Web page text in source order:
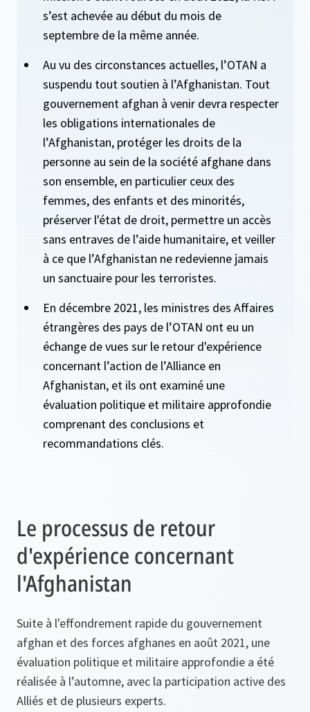
s’est achevée au début du mois de
septembre de la même année.
Au vu des circonstances actuelles, l’OTAN a
suspendu tout soutien à l’Afghanistan. Tout
gouvernement afghan à venir devra respecter
les obligations internationales de
l’Afghanistan, protéger les droits de la
personne au sein de la société afghane dans
son ensemble, en particulier ceux des
femmes, des enfants et des minorités,
préserver l'état de droit, permettre un accès
sans entraves de l’aide humanitaire, et veiller
à ce que l’Afghanistan ne redevienne jamais
un sanctuaire pour les terroristes.
En décembre 2021, les ministres des Affaires
étrangères des pays de l’OTAN ont eu un
échange de vues sur le retour d'expérience
concernant l’action de l’Alliance en
Afghanistan, et ils ont examiné une
évaluation politique et militaire approfondie
comprenant des conclusions et
recommandations clés.
Le processus de retour
d'expérience concernant
l'Afghanistan
Suite à l'effondrement rapide du gouvernement
afghan et des forces afghanes en août 2021, une
évaluation politique et militaire approfondie a été
réalisée à l’automne, avec la participation active des
Alliés et de plusieurs experts.